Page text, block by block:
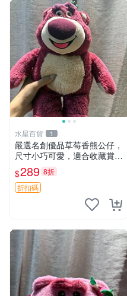
水星百貨 1
嚴選名創優品草莓香熊公仔，
尺寸小巧可愛，適合收藏賞玩
30cm 玩具 公仔 草莓熊
$289 8折
折扣碼